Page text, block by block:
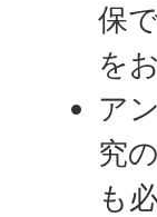
保
を
ア
究
も